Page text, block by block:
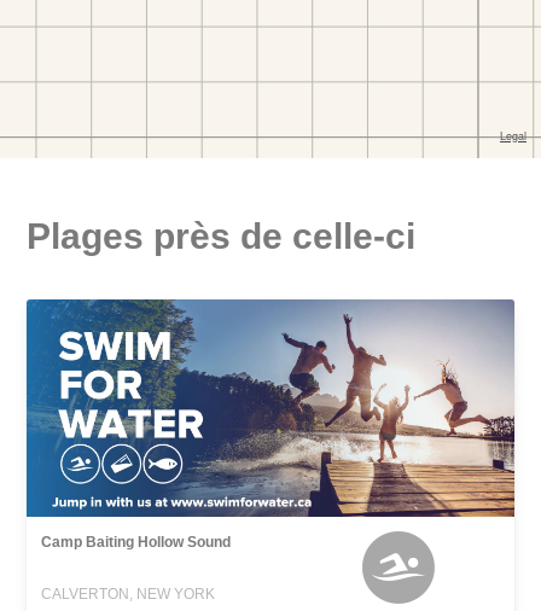
Plages près de celle-ci
Camp Baiting Hollow Sound
CALVERTON, NEW YORK